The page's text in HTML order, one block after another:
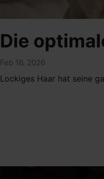
Die
Feb 16, 2026
Lockiges Haar hat seine